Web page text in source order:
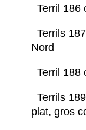
Terril 186
Terrils
Nord
Terril 188
Terrils
plat, gros